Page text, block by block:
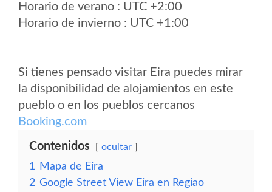
Horario de verano : UTC +2:00
Horario de invierno : UTC +1:00
Si tienes pensado visitar Eira puedes mirar
la disponibilidad de alojamientos en este
pueblo o en los pueblos cercanos
Booking.com
Contenidos ocultar
1
Mapa de Eira
2 Google Street View Eira en Regiao